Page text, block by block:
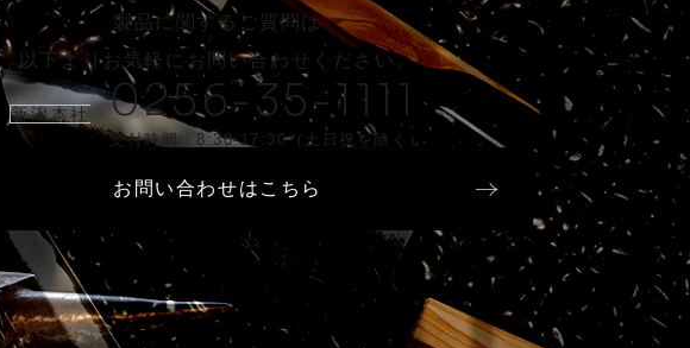
製品に関するご質問は
以下よりお気軽に
お問い合わせください。
新潟本社 0256-35-1111
受付時間 8:30-17:30（土日祝を除く）
お問い合わせはこちら